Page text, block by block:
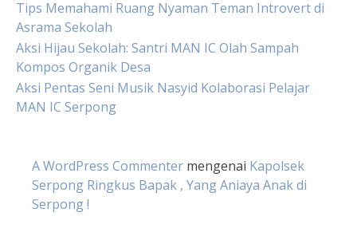
Tips Memahami Ruang Nyaman Teman Introvert di
Asrama Sekolah
Aksi Hijau Sekolah: Santri MAN IC Olah Sampah
Kompos Organik Desa
Aksi Pentas Seni Musik Nasyid Kolaborasi Pelajar
MAN IC Serpong
A WordPress Commenter mengenai Kapolsek
Serpong Ringkus Bapak , Yang Aniaya Anak di
Serpong !